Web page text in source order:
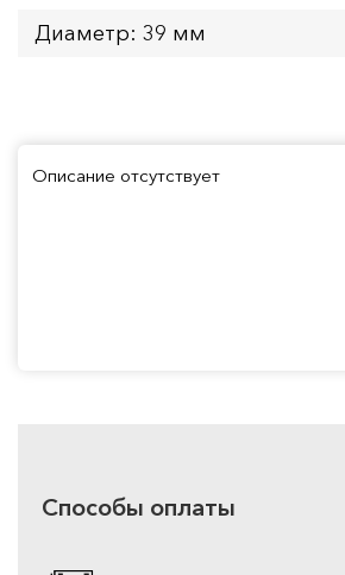
Диаметр: 39 мм
Описание отсутствует
Способы оплаты